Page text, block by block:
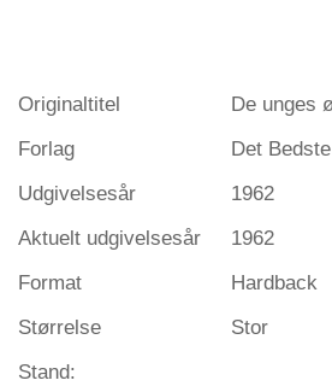
Originaltitel
De unges
Forlag
Det
Udgivelsesår
1962
Aktuelt udgivelsesår
1962
Format
Hardback
Størrelse
Stor
Stand: